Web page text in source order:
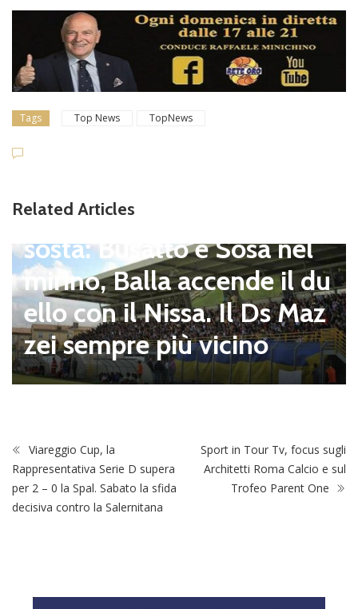
Tags Top News TopNews
Related Articles
pagnano), mercato senza
sosta: Busatto e Sosa nel
mirino, Balla accende il du
ello con il Nissa. Il Ds Maz
zei sempre più vicino
Viareggio Cup, la
Rappresentativa Serie D supera
per 2 – 0 la Spal. Sabato la sfida
decisiva contro la Salernitana
Sport in Tour Tv, focus sugli
Architetti Roma Calcio e sul
Trofeo Parent One